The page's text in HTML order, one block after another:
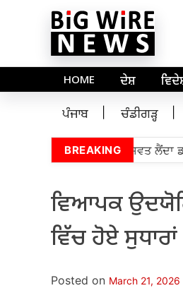
HOME ਦੇਸ਼
ਪੰਜਾਬ ਚੰਡੀਗੜ੍ਹ
BREAKING
ਵੱਲੋਂ 5,000 ਰੁਪਏ ਰਿਸ਼ਵਤ ਲੈਂਦਾ
ਵਿਆਪਕ
ਵਿੱਚ ਹੋਏ
Posted on March 21, 2026